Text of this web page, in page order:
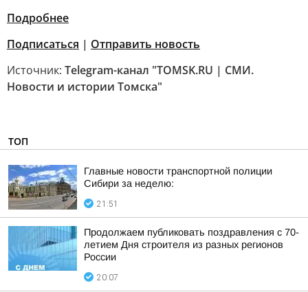
Подробнее
Подписаться | Отправить новость
Источник: Telegram-канал "TOMSK.RU | СМИ.
Новости и истории Томска"
ТОП
Главные новости транспортной полиции
Сибири за неделю:
21:51
Продолжаем публиковать поздравления с 70-
летием Дня строителя из разных регионов
России
20:07